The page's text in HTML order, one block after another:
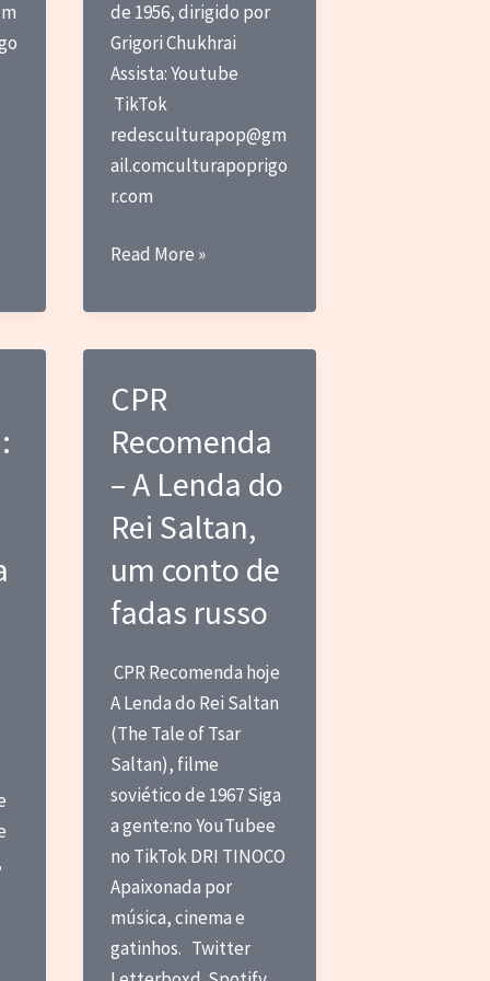
de 1956, dirigido por
Grigori Chukhrai
Assista: Youtube
TikTok
redesculturapop@gm
ail.comculturapoprigo
r.com
CPR
O
Quadragésimo
A
Guerrilheira
Read More »
CPR
Recomenda
– A Lenda do
Rei Saltan,
um conto de
fadas russo
CPR Recomenda hoje
A Lenda do Rei Saltan
(The Tale of Tsar
Saltan), filme
soviético de 1967 Siga
a gente:no YouTubee
no TikTok DRI TINOCO
Apaixonada por
música, cinema e
gatinhos. Twitter